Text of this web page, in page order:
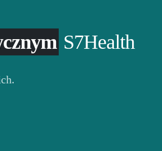
S7Health